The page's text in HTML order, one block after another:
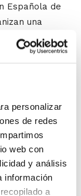
personalizar
de redes
web con
y análisis
información
a
Española de
una
(ADDA)
de
y
en la
que desde la